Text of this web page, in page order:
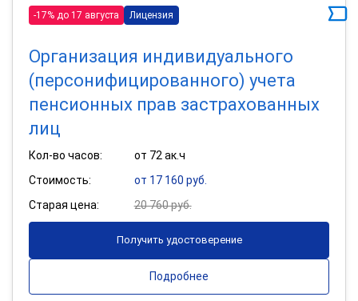
-17% до 17 августа Лицензия
Организация индивидуального
(персонифицированного) учета
пенсионных прав застрахованных
лиц
Кол-во часов:
от 72 ак.ч
Стоимость:
от 17 160 руб.
Старая цена:
20 760 руб.
Получить удостоверение
Подробнее